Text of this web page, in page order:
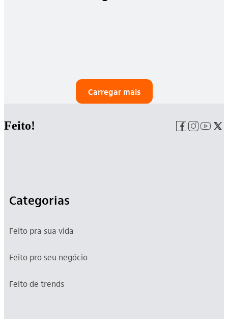
Carregar mais
Feito!
Categorias
Feito pra sua vida
Feito pro seu negócio
Feito de trends